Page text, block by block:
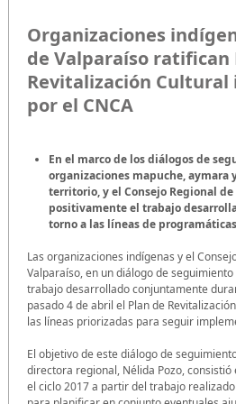
Organizaciones
de Valparaíso ratifican
Revitalización
por el CNCA
En el marco de los diálogos de
organizaciones mapuche, aymara
territorio, y el Consejo Regional
positivamente el trabajo
torno a las líneas de
Las organizaciones indígenas y el
Valparaíso, en un diálogo de
trabajo desarrollado conjuntamente
pasado 4 de abril el Plan de
las líneas priorizadas para seguir
El objetivo de este diálogo de
directora regional, Nélida Pozo,
el ciclo 2017 a partir del trabajo